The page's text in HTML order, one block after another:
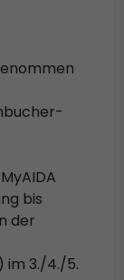
bis
der
im 3./4./5.